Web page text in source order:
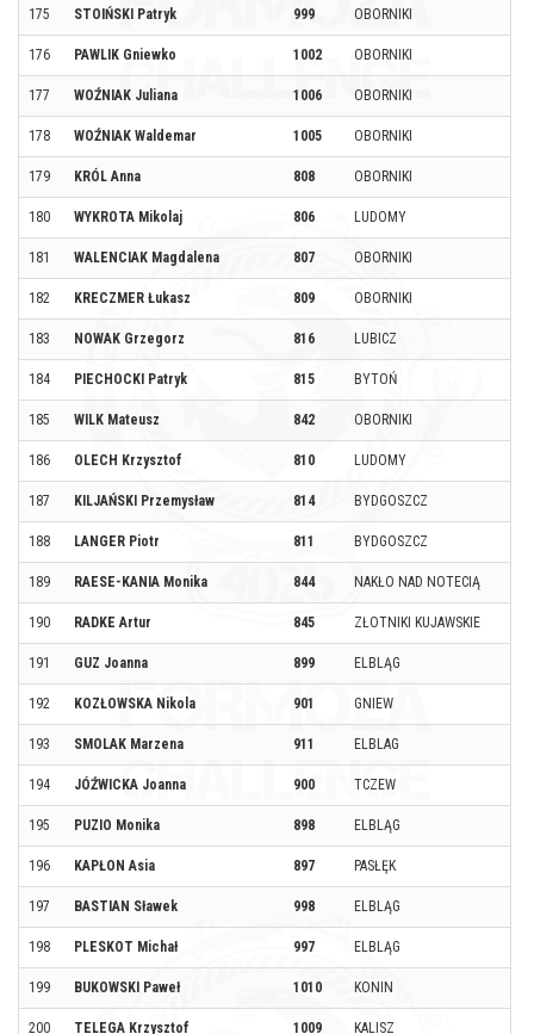
175 STOIŃSKI Patryk 999 OBORNIKI
176 PAWLIK Gniewko 1002 OBORNIKI
177 WOŹNIAK Juliana 1006 OBORNIKI
178 WOŹNIAK Waldemar 1005 OBORNIKI
179 KRÓL Anna 808 OBORNIKI
180 WYKROTA Mikolaj 806 LUDOMY
181 WALENCIAK Magdalena 807 OBORNIKI
182 KRECZMER Łukasz 809 OBORNIKI
183 NOWAK Grzegorz 816 LUBICZ
184 PIECHOCKI Patryk 815 BYTOŃ
185 WILK Mateusz 842 OBORNIKI
186 OLECH Krzysztof 810 LUDOMY
187 KILJAŃSKI Przemysław 814 BYDGOSZCZ
188 LANGER Piotr 811 BYDGOSZCZ
189 RAESE-KANIA Monika 844 NAKŁO NAD NOTECIĄ
190 RADKE Artur 845 ZŁOTNIKI KUJAWSKIE
191 GUZ Joanna 899 ELBLĄG
192 KOZŁOWSKA Nikola 901 GNIEW
193 SMOLAK Marzena 911 ELBLAG
194 JÓŹWICKA Joanna 900 TCZEW
195 PUZIO Monika 898 ELBLĄG
196 KAPŁON Asia 897 PASŁĘK
197 BASTIAN Sławek 998 ELBLĄG
198 PLESKOT Michał 997 ELBLĄG
199 BUKOWSKI Paweł 1010 KONIN
200 TELEGA Krzysztof 1009 KALISZ